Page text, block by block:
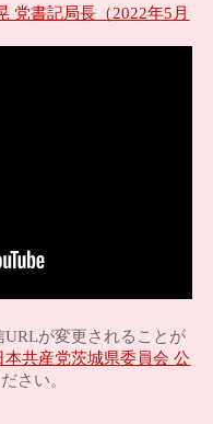
党書記局長（2022年5月
が変更されることが
本共産党茨城県委員会 公
さい。